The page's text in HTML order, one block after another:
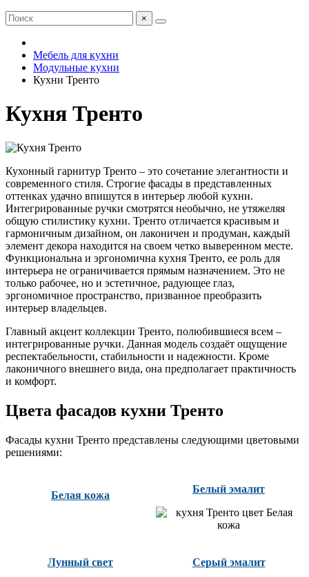
×
Мебель для кухни
Модульные кухни
Кухни Тренто
Кухня Тренто
Кухонный гарнитур Тренто – это сочетание элегантности и
современного стиля. Строгие фасады в представленных
оттенках удачно впишутся в интерьер любой кухни.
Интегрированные ручки смотрятся необычно, не утяжеляя
общую стилистику кухни. Тренто отличается красивым и
гармоничным дизайном, он лаконичен и продуман, каждый
элемент декора находится на своем четко выверенном месте.
Функциональна и эргономична кухня Тренто, ее роль для
интерьера не ограничивается прямым назначением. Это не
только рабочее, но и эстетичное, радующее глаз,
эргономичное пространство, призванное преобразить
интерьер владельцев.
Главный акцент коллекции Тренто, полюбившиеся всем –
интегрированные ручки. Данная модель создаёт ощущение
респектабельности, стабильности и надежности. Кроме
лаконичного внешнего вида, она предполагает практичность
и комфорт.
Цвета фасадов кухни Тренто
Фасады кухни Тренто представлены следующими цветовыми
решениями:
Белая кожа
Белый эмалит
Лунный свет Серый эмалит